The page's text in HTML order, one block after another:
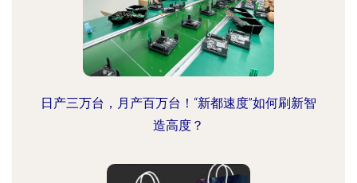
日产三万台，月产百万台！“新都速度”如何刷新智
造高度？